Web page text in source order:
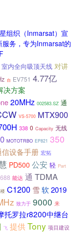
组织（Inmarsat）宣
务，专为Inmarsat的
室内全向吸顶天线 对讲
自 EV751 4.77亿
决方案
20MHz 002583.SZ 通
VS-5700 MTX900
338 0 Capacity 无线
MOTOTRBO EP821 350
设备手册 宏拓
PD500 公安 轻 Part
能达 通 TDMA
C1200 雪 软2019
致力于 9000 来
托罗拉r8200中继台
飞 提供Tony 项目建设